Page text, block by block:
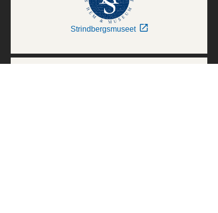
Strindbergsmuseet